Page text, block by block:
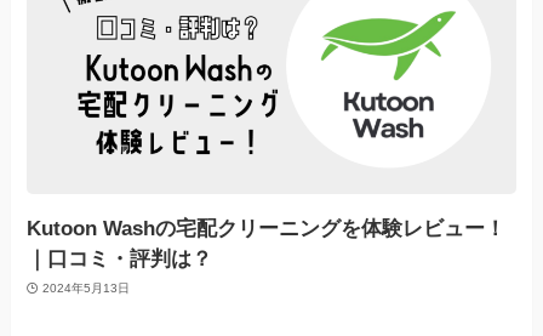
Kutoon Washの宅配クリーニングを体験レビュー！
｜口コミ・評判は？
2024年5月13日